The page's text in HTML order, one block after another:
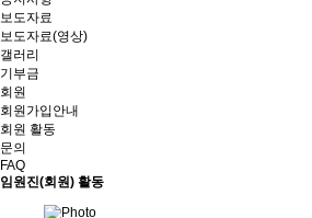
보도자료
보도자료(영상)
갤러리
기부금
회원
회원가입안내
회원 활동
문의
FAQ
임원진(회원) 활동